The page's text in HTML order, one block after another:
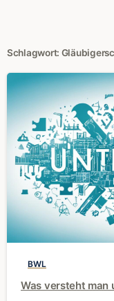
Schlagwort:
BWL
Was versteht man